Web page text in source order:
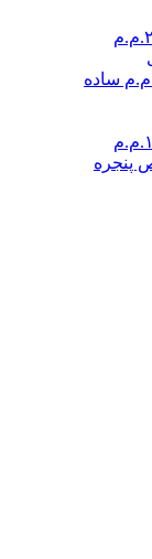
پنجره